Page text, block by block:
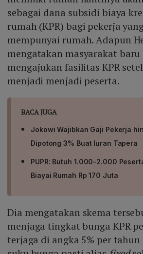
sebagai dana subsidi biaya
rumah (KPR) bagi pekerja
mempunyai rumah. Adapun
mengatakan masyarakat baru
mengajukan fasilitas KPR
menjadi menjadi peserta.
BACA JUGA
Jokowi Wajibkan Gaji Pekerja
Dipotong 3% Buat Iuran Tapera
PUPR: Butuh 1.000-2.000
Biayai Rumah Rp 170 Juta
Dia mengatakan skema
menjaga tingkat bunga KPR
terjaga di angka 5% per